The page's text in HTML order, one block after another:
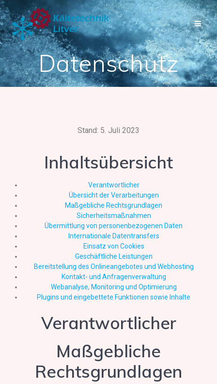
Datenschutz
Stand: 5. Juli 2023
Inhaltsübersicht
Verantwortlicher
Übersicht der Verarbeitungen
Maßgebliche Rechtsgrundlagen
Sicherheitsmaßnahmen
Übermittlung von personenbezogenen Daten
Internationale Datentransfers
Einsatz von Cookies
Geschäftliche Leistungen
Bereitstellung des Onlineangebotes und Webhosting
Kontakt- und Anfragenverwaltung
Webanalyse, Monitoring und Optimierung
Plugins und eingebettete Funktionen sowie Inhalte
Verantwortlicher
Maßgebliche
Rechtsgrundlagen